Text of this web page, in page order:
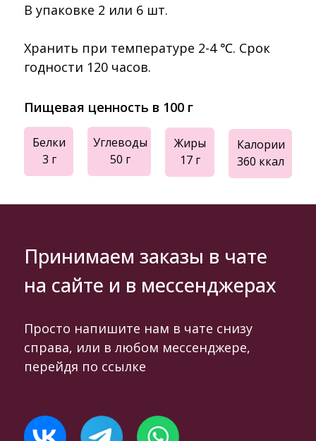
В упаковке 2 или 6 шт.
Хранить при температуре 2-4 ℃. Срок
годности 120 часов.
Белки
3 г
Жиры
17 г
Углеводы
50 г
Калории
360 ккал
Пищевая ценность в 100 г
Принимаем заказы в чате
на сайте и в мессенджерах
Просто напишите нам в чате снизу
справа, или в любом мессенджере,
перейдя по ссылке